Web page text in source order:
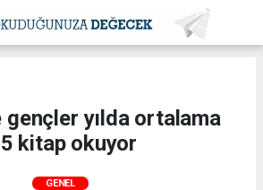
gençler yılda ortalama
kitap okuyor
GENEL